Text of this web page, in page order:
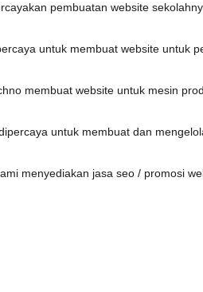
pembuatan website
untuk membuat website untuk
membuat website untuk mesin
untuk membuat dan
menyediakan jasa seo / promosi